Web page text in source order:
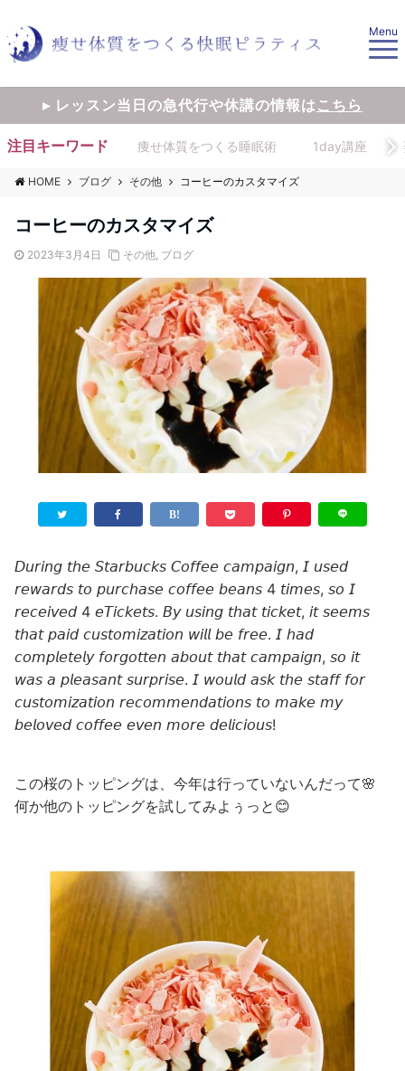
Menu
▸ レッスン当日の急代行や休講の情報はこちら
注目キーワード 痩せ体質をつくる睡眠術 1day講座
HOME ブログ その他 コーヒーのカスタマイズ
コーヒーのカスタマイズ
2023年3月4日 その他, ブログ
𝘋𝘶𝘳𝘪𝘯𝘨 𝘵𝘩𝘦 𝘚𝘵𝘢𝘳𝘣𝘶𝘤𝘬𝘴 𝘊𝘰𝘧𝘧𝘦𝘦 𝘤𝘢𝘮𝘱𝘢𝘪𝘨𝘯, 𝘐 𝘶𝘴𝘦𝘥
𝘳𝘦𝘸𝘢𝘳𝘥𝘴 𝘵𝘰 𝘱𝘶𝘳𝘤𝘩𝘢𝘴𝘦 𝘤𝘰𝘧𝘧𝘦𝘦 𝘣𝘦𝘢𝘯𝘴 4 𝘵𝘪𝘮𝘦𝘴, 𝘴𝘰 𝘐
𝘳𝘦𝘤𝘦𝘪𝘷𝘦𝘥 4 𝘦𝘛𝘪𝘤𝘬𝘦𝘵𝘴. 𝘉𝘺 𝘶𝘴𝘪𝘯𝘨 𝘵𝘩𝘢𝘵 𝘵𝘪𝘤𝘬𝘦𝘵, 𝘪𝘵 𝘴𝘦𝘦𝘮𝘴
𝘵𝘩𝘢𝘵 𝘱𝘢𝘪𝘥 𝘤𝘶𝘴𝘵𝘰𝘮𝘪𝘻𝘢𝘵𝘪𝘰𝘯 𝘸𝘪𝘭𝘭 𝘣𝘦 𝘧𝘳𝘦𝘦. 𝘐 𝘩𝘢𝘥
𝘤𝘰𝘮𝘱𝘭𝘦𝘵𝘦𝘭𝘺 𝘧𝘰𝘳𝘨𝘰𝘵𝘵𝘦𝘯 𝘢𝘣𝘰𝘶𝘵 𝘵𝘩𝘢𝘵 𝘤𝘢𝘮𝘱𝘢𝘪𝘨𝘯, 𝘴𝘰 𝘪𝘵
𝘸𝘢𝘴 𝘢 𝘱𝘭𝘦𝘢𝘴𝘢𝘯𝘵 𝘴𝘶𝘳𝘱𝘳𝘪𝘴𝘦. 𝘐 𝘸𝘰𝘶𝘭𝘥 𝘢𝘴𝘬 𝘵𝘩𝘦 𝘴𝘵𝘢𝘧𝘧 𝘧𝘰𝘳
𝘤𝘶𝘴𝘵𝘰𝘮𝘪𝘻𝘢𝘵𝘪𝘰𝘯 𝘳𝘦𝘤𝘰𝘮𝘮𝘦𝘯𝘥𝘢𝘵𝘪𝘰𝘯𝘴 𝘵𝘰 𝘮𝘢𝘬𝘦 𝘮𝘺
𝘣𝘦𝘭𝘰𝘷𝘦𝘥 𝘤𝘰𝘧𝘧𝘦𝘦 𝘦𝘷𝘦𝘯 𝘮𝘰𝘳𝘦 𝘥𝘦𝘭𝘪𝘤𝘪𝘰𝘶𝘴!
この桜のトッピングは、今年は行っていないんだって🌸
何か他のトッピングを試してみよぅっと😊